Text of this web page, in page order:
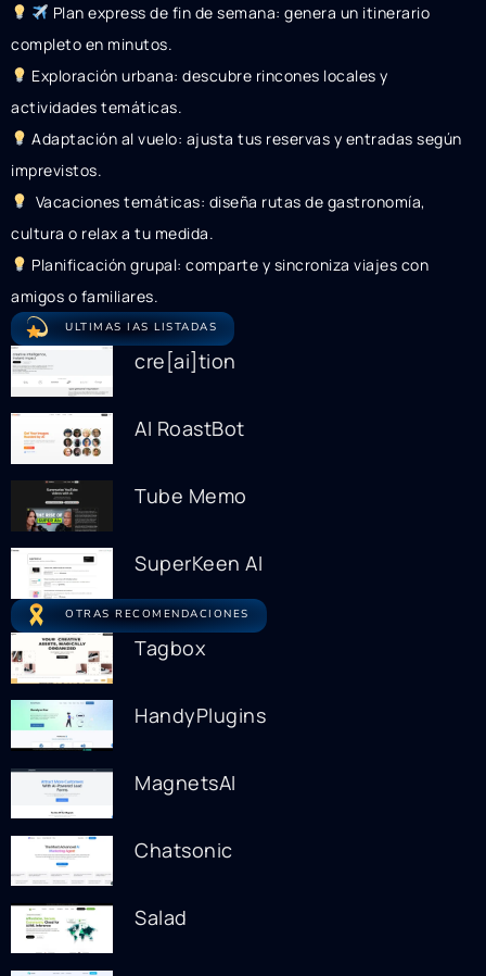
Plan express de fin de semana: genera un itinerario
completo en minutos.
Exploración urbana: descubre rincones locales y
actividades temáticas.
Adaptación al vuelo: ajusta tus reservas y entradas según
imprevistos.
Vacaciones temáticas: diseña rutas de gastronomía,
cultura o relax a tu medida.
Planificación grupal: comparte y sincroniza viajes con
amigos o familiares.
ULTIMAS IAS LISTADAS
cre[ai]tion
AI RoastBot
Tube Memo
SuperKeen AI
OTRAS RECOMENDACIONES
Tagbox
HandyPlugins
MagnetsAI
Chatsonic
Salad